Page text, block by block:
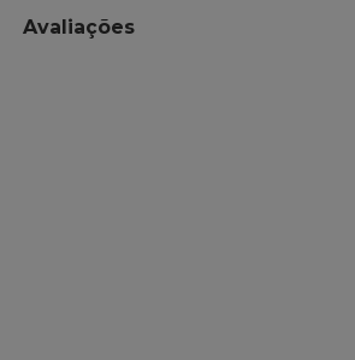
Avaliações